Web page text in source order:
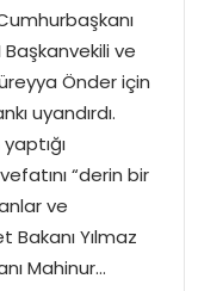
Başkanvekili ve
Önder için
uyandırdı.
“derin bir
ve
Bakanı Yılmaz
Mahinur…